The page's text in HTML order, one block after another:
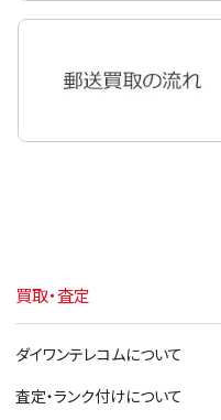
買取・査定
ダイワンテレコムについて
査定・ランク付けについて